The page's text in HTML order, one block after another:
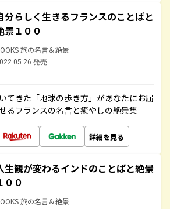
分らしく生きるフランスのことばと
景１００
旅の名言＆絶景
発売
てきた「地球の歩き方」があなたにお届
るフランスの名言と癒やしの絶景集
詳細を見る
生観が変わるインドのことばと絶景
００
旅の名言＆絶景